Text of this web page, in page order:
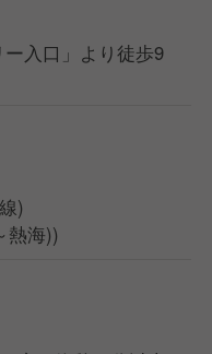
入口」より徒歩9
)
熱海))